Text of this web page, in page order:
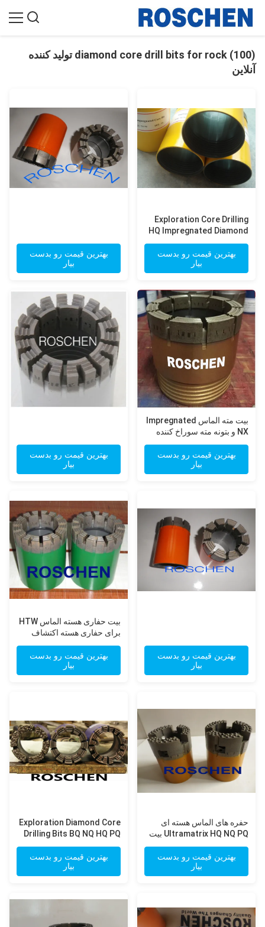
diamond core drill bits for rock (100) تولید کننده
آنلاین
Exploration Core Drilling
HQ Impregnated Diamond
Core Drill Bits For Rock
بهترین قیمت رو بدست
بیار
بهترین قیمت رو بدست
بیار
بیت مته الماس Impregnated
NX و بتونه مته سوراخ کننده
NXL الماس 3 اینچ
بهترین قیمت رو بدست
بیار
بهترین قیمت رو بدست
بیار
بهترین قیمت رو بدست
بیار
بیت حفاری هسته الماس HTW
برای حفاری هسته اکتشاف
سازند رادیکال سخت به سختی
بهترین قیمت رو بدست
بیار
حفره های الماس هسته ای
Ultramatrix HQ NQ PQ بیت
های مغناطیسی Impregnated
برای سختی سازه های حفاری
بهترین قیمت رو بدست
بیار
Exploration Diamond Core
Drilling Bits BQ NQ HQ PQ
NQ3 HQ3 PQ3
بهترین قیمت رو بدست
بیار